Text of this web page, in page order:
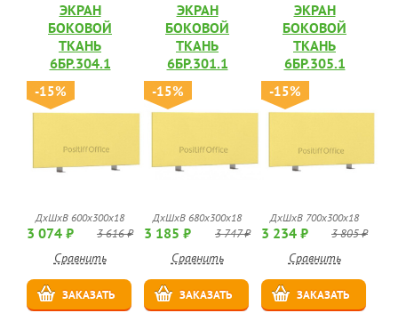
ЭКРАН
БОКОВОЙ
ТКАНЬ
6БР.304.1
-15%
ДхШхВ 600х300х18
3 074 ₽ 3 616 ₽
Сравнить
ЗАКАЗАТЬ
ЭКРАН
БОКОВОЙ
ТКАНЬ
6БР.301.1
-15%
ДхШхВ 680х300х18
3 185 ₽ 3 747 ₽
Сравнить
ЗАКАЗАТЬ
ЭКРАН
БОКОВОЙ
ТКАНЬ
6БР.305.1
-15%
ДхШхВ 700х300х18
3 234 ₽ 3 805 ₽
Сравнить
ЗАКАЗАТЬ